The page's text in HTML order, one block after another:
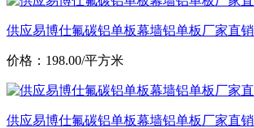
供应易博仕氟碳铝单板幕墙铝单板厂家直销
价格：198.00/平方米
供应易博仕氟碳铝单板幕墙铝单板厂家直销